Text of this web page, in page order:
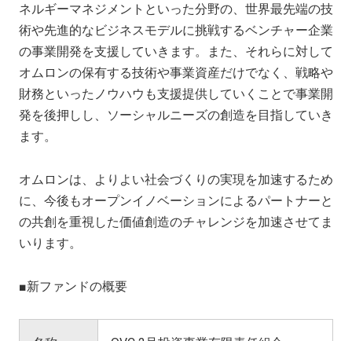
ネルギーマネジメントといった分野の、世界最先端の技
術や先進的なビジネスモデルに挑戦するベンチャー企業
の事業開発を支援していきます。また、それらに対して
オムロンの保有する技術や事業資産だけでなく、戦略や
財務といったノウハウも支援提供していくことで事業開
発を後押しし、ソーシャルニーズの創造を目指していき
ます。
オムロンは、よりよい社会づくりの実現を加速するため
に、今後もオープンイノベーションによるパートナーと
の共創を重視した価値創造のチャレンジを加速させてま
いります。
■新ファンドの概要